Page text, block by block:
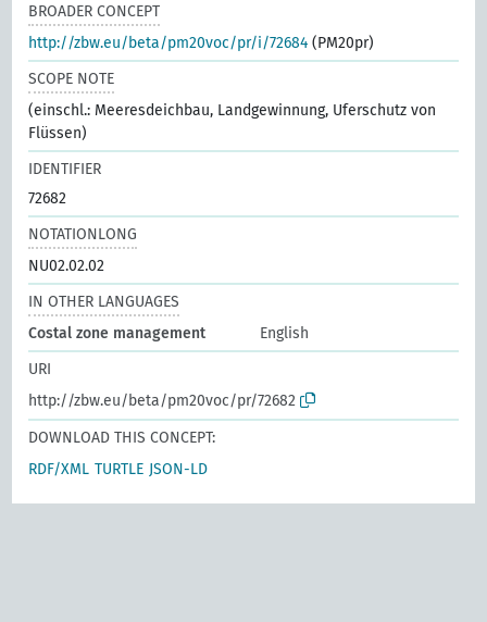
BROADER CONCEPT
http://zbw.eu/beta/pm20voc/pr/i/72684 (PM20pr)
SCOPE NOTE
(einschl.: Meeresdeichbau, Landgewinnung, Uferschutz von
Flüssen)
IDENTIFIER
72682
NOTATIONLONG
NU02.02.02
IN OTHER LANGUAGES
Costal zone management
English
URI
http://zbw.eu/beta/pm20voc/pr/72682
DOWNLOAD THIS CONCEPT:
RDF/XML TURTLE JSON-LD